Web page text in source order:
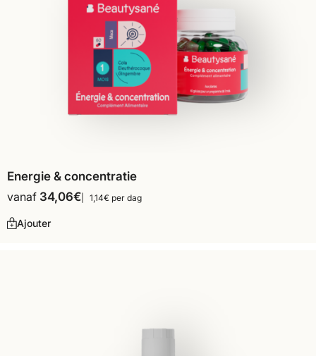
Energie & concentratie
vanaf 34,06€ 1,14€ per dag
Ajouter